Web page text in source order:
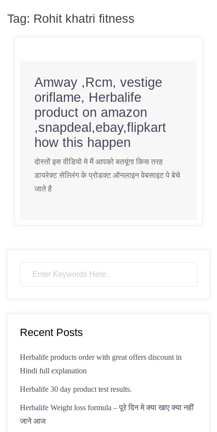
Tag: Rohit khatri fitness
Amway ,Rcm, vestige
oriflame, Herbalife
product on amazon
,snapdeal,ebay,flipkart
how this happen
दोस्तों इस वीडियो मे मैं आपको बतयूंगा किस तरह
डायरेक्ट सेल्लिंग के प्रोडक्ट ऑनलाइन वेबसाइट पे बेचे
जाते है
Recent Posts
Herbalife products order with great offers discount in
Hindi full explanation
Herbalife 30 day product test results.
Herbalife Weight loss formula – पूरे दिन मे क्या खाए क्या नहीं
जाने आज